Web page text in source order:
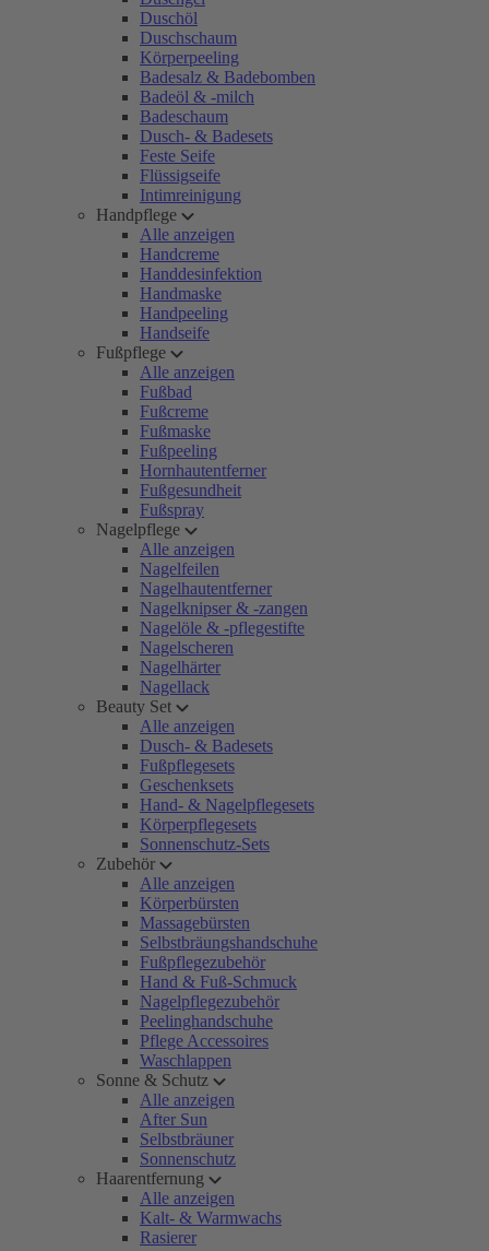
Duschöl
Duschschaum
Körperpeeling
Badesalz & Badebomben
Badeöl & -milch
Badeschaum
Dusch- & Badesets
Feste Seife
Flüssigseife
Intimreinigung
Handpflege
Alle anzeigen
Handcreme
Handdesinfektion
Handmaske
Handpeeling
Handseife
Fußpflege
Alle anzeigen
Fußbad
Fußcreme
Fußmaske
Fußpeeling
Hornhautentferner
Fußgesundheit
Fußspray
Nagelpflege
Alle anzeigen
Nagelfeilen
Nagelhautentferner
Nagelknipser & -zangen
Nagelöle & -pflegestifte
Nagelscheren
Nagelhärter
Nagellack
Beauty Set
Alle anzeigen
Dusch- & Badesets
Fußpflegesets
Geschenksets
Hand- & Nagelpflegesets
Körperpflegesets
Sonnenschutz-Sets
Zubehör
Alle anzeigen
Körperbürsten
Massagebürsten
Selbstbräungshandschuhe
Fußpflegezubehör
Hand & Fuß-Schmuck
Nagelpflegezubehör
Peelinghandschuhe
Pflege Accessoires
Waschlappen
Sonne & Schutz
Alle anzeigen
After Sun
Selbstbräuner
Sonnenschutz
Haarentfernung
Alle anzeigen
Kalt- & Warmwachs
Rasierer